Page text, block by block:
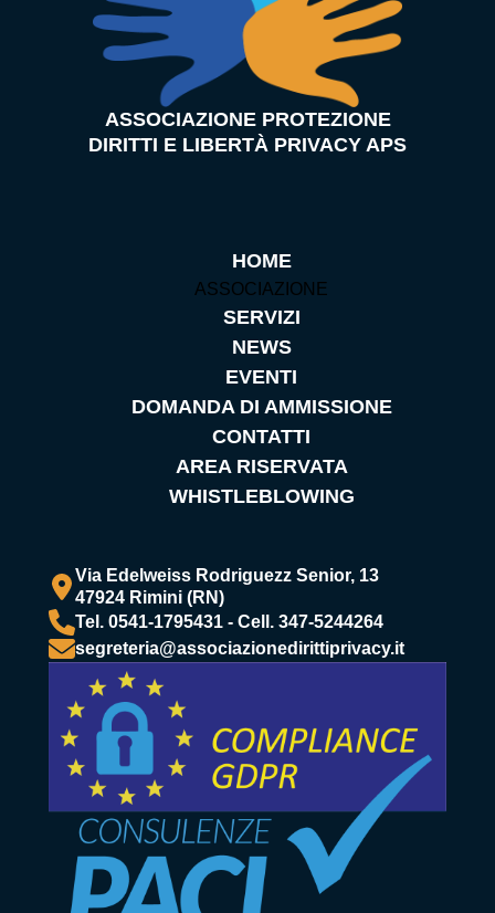
ASSOCIAZIONE PROTEZIONE
DIRITTI E LIBERTÀ PRIVACY APS
HOME
ASSOCIAZIONE
SERVIZI
NEWS
EVENTI
DOMANDA DI AMMISSIONE
CONTATTI
AREA RISERVATA
WHISTLEBLOWING
Via Edelweiss Rodriguezz Senior, 13
47924 Rimini (RN)
Tel. 0541-1795431 - Cell. 347-5244264
segreteria@associazionedirittiprivacy.it